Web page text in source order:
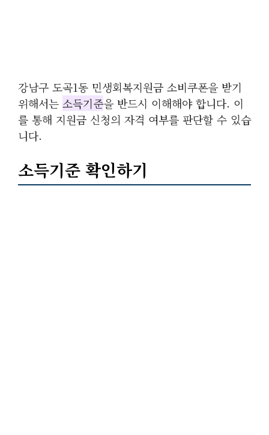
강남구 도곡1동 민생회복지원금 소비쿠폰을 받기
위해서는 소득기준을 반드시 이해해야 합니다. 이
를 통해 지원금 신청의 자격 여부를 판단할 수 있습
니다.
소득기준 확인하기